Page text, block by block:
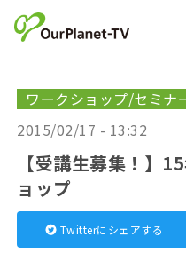
ワークショップ/セミナ
2015/02/17 - 13:32
【受講生募集！】
ョップ
Twitterにシェアする